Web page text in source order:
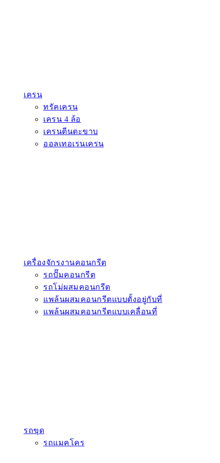
เครน
ทรัคเครน
เครน 4 ล้อ
เครนตีนตะขาบ
ออลเทอเรนเครน
เครื่องจักรงานคอนกรีต
รถปั๊มคอนกรีต
รถโม่ผสมคอนกรีต
แพล้นผสมคอนกรีตแบบตั้งอยู่กับที่
แพล้นผสมคอนกรีตแบบเคลื่อนที่
รถขุด
รถแมคโคร